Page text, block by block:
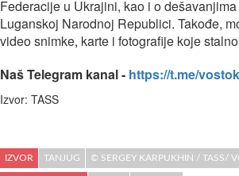
Federacije u Ukrajini, kao i o
Luganskoj Narodnoj Republici. Takođe,
video snimke, karte i fotografije koje
Naš Telegram kanal - https://t.me/
Izvor: TASS
IZVOR TANJUG © SERGEY KARPUKHIN / TASS/